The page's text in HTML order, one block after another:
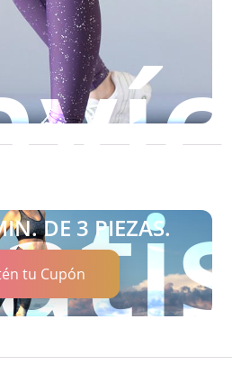
| Godo Nil
$449.00
Ver Tallas
$449.00
DE 3 PIEZAS.
tu Cupón